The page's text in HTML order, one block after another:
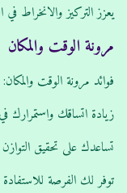
يعزز التركيز والانخراط
مرونة الوقت والمكان
فوائد مرونة الوقت والمكان:
زيادة اتساقك واستمرارك
تساعدك على تحقيق
توفر لك الفرصة